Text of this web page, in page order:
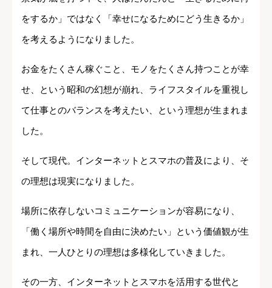
をするか」ではなく「幸せになるためにどう生きるか」
を考えるようになりました。
お金をたくさん稼ぐこと、モノをたくさん持つことが幸
せ、という昭和の幻想が崩れ、ライフスタイルを重視し
て仕事とのバランスを考えたい、という理想が生まれま
した。
そして現代。インターネットとスマホの普及により、そ
の理想は現実になりました。
場所に依存しないコミュニケーションが容易になり、
「働く場所や時間を自由に決めたい」という価値観が生
まれ、一人ひとりの理想は多様化していきました。
その一方、インターネットとスマホを活用する世代と